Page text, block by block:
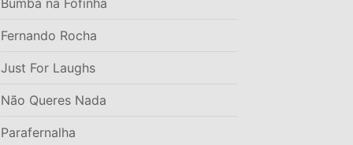
Fernando Rocha
Just For Laughs
Não Queres Nada
Parafernalha